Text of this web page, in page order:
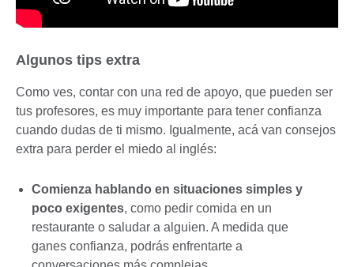
Algunos tips extra
Como ves, contar con una red de apoyo, que pueden ser
tus profesores, es muy importante para tener confianza
cuando dudas de ti mismo. Igualmente, acá van consejos
extra para perder el miedo al inglés:
Comienza hablando en situaciones simples y
poco exigentes, como pedir comida en un
restaurante o saludar a alguien. A medida que
ganes confianza, podrás enfrentarte a